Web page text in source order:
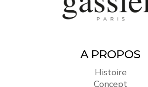
A PROPOS
Histoire
Concept